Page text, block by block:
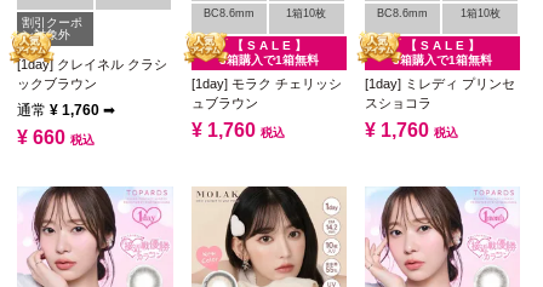
割引クーポ
ン対象外
[1day] クレイネル クラシ
ックブラウン
通常 ¥ 1,760 ➡
¥ 660 税込
BC8.6mm
1箱10枚
【 S A L E 】
3箱購入で1箱無料
[1day] モラク チェリッシ
ュブラウン
¥ 1,760 税込
BC8.6mm
1箱10枚
【 S A L E 】
3箱購入で1箱無料
[1day] ミレディ プリンセ
スショコラ
¥ 1,760 税込